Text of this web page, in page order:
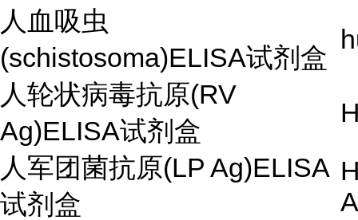
人血吸虫
(schistosoma)ELISA试剂盒
人轮状病毒抗原(RV
Ag)ELISA试剂盒
人军团菌抗原(LP Ag)ELISA
试剂盒